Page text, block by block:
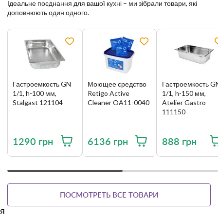
рекуперации.
Горизонтальная загрузка — безопасность и
удобство.
Низкотемпературная варка — уменьшение потерь
веса, улучшение вкусовых качеств.
Автоматический подогрев/охлаждение варочной
камеры с возможностью выставления требуемой
Система регенерации/банкетная система –
готовьте, охлаждайте и применяйте регенерацию, для
того чтобы обслужить большее количество гостей;
Специальные программы — Су-вид, Сушка,
Размер дисплея — 7“.
настроек.
назначенное время.
Безлимитное время приготовления – экономия
Ідеальне поєднання для вашої кухні – ми зібрали товари, які
доповнюють один одного.
Гастроемкость GN
1/1, h-100 мм,
Stalgast 121104
1290 грн
Моющее средство
Retigo Active
Cleaner OA11-0040
6136 грн
Гастроемкость
1/1, h-150 мм,
Atelier Gastro
111150
888 грн
ПОСМОТРЕТЬ ВСЕ ТОВАРИ
я